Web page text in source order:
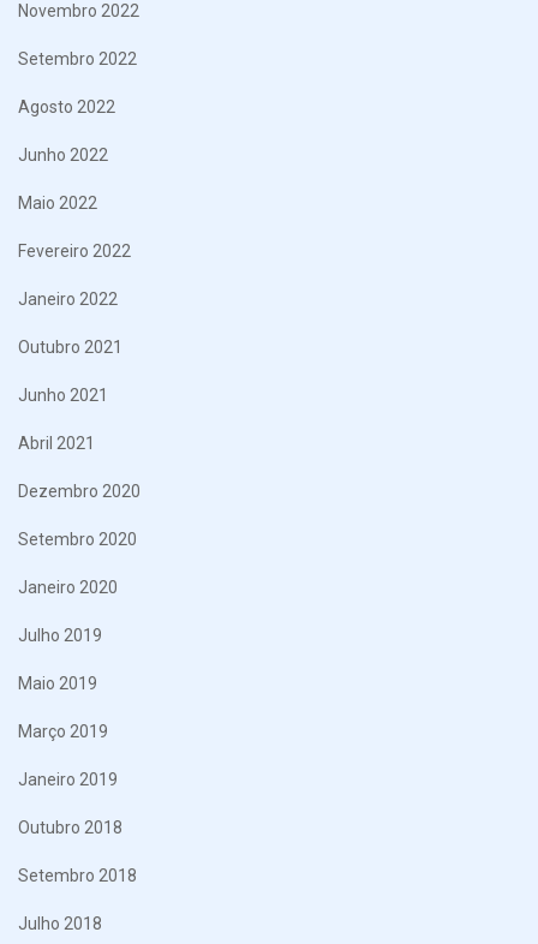
Novembro 2022
Setembro 2022
Agosto 2022
Junho 2022
Maio 2022
Fevereiro 2022
Janeiro 2022
Outubro 2021
Junho 2021
Abril 2021
Dezembro 2020
Setembro 2020
Janeiro 2020
Julho 2019
Maio 2019
Março 2019
Janeiro 2019
Outubro 2018
Setembro 2018
Julho 2018